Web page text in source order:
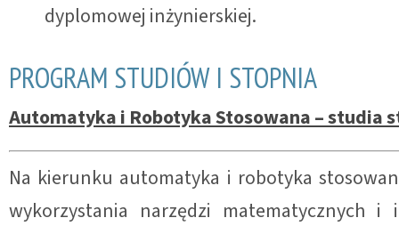
dyplomowej inżynierskiej.
PROGRAM STUDIÓW I STOPNIA
Automatyka i Robotyka Stosowana – studia
Na kierunku automatyka i robotyka
wykorzystania narzędzi matematycznych